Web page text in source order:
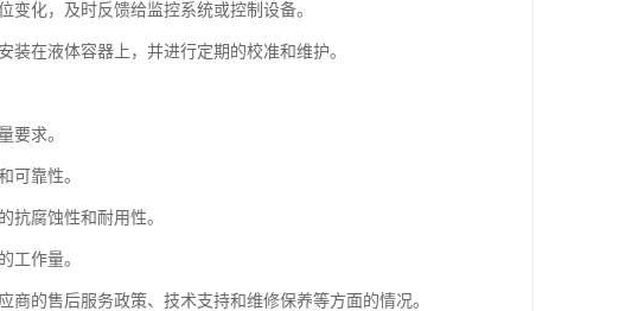
化，及时反馈给监控系统或控制设备。
在液体容器上，并进行定期的校准和维护。
要求。
可靠性。
抗腐蚀性和耐用性。
工作量。
的售后服务政策、技术支持和维修保养等方面的情况。